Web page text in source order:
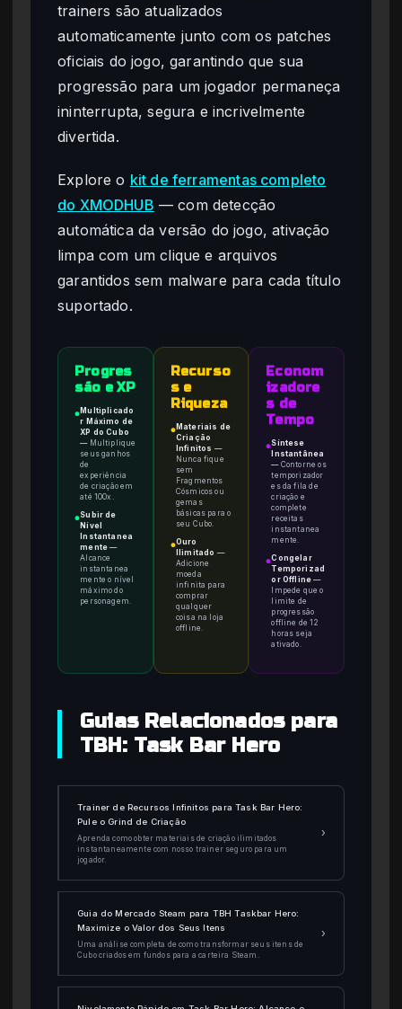
trainers são atualizados
automaticamente junto com os patches
oficiais do jogo, garantindo que sua
progressão para um jogador permaneça
ininterrupta, segura e incrivelmente
divertida.
Explore o kit de ferramentas completo
do XMODHUB — com detecção
automática da versão do jogo, ativação
limpa com um clique e arquivos
garantidos sem malware para cada título
suportado.
Progres
são e XP
● Multiplicado
r Máximo de
XP do Cubo
— Multiplique
seus ganhos
de
experiência
de criação em
até 100x.
●Subir de
Nível
Instantanea
mente —
Alcance
instantanea
mente o nível
máximo do
personagem.
Recurso
s e
Riqueza
● Materiais de
Criação
Infinitos —
Nunca fique
sem
Fragmentos
Cósmicos ou
gemas
básicas para o
seu Cubo.
●Ouro
Ilimitado —
Adicione
moeda
infinita para
comprar
qualquer
coisa na loja
offline.
Econom
izadore
s de
Tempo
●Síntese
Instantânea
— Contorne os
temporizador
es da fila de
criação e
complete
receitas
instantanea
mente.
●Congelar
Temporizad
or Offline —
Impede que o
limite de
progressão
offline de 12
horas seja
ativado.
Guias Relacionados para
TBH: Task Bar Hero
Trainer de Recursos Infinitos para Task Bar Hero:
Pule o Grind de Criação
Aprenda como obter materiais de criação ilimitados
instantaneamente com nosso trainer seguro para um
jogador.
›
Guia do Mercado Steam para TBH Taskbar Hero:
Maximize o Valor dos Seus Itens
Uma análise completa de como transformar seus itens de
Cubo criados em fundos para a carteira Steam.
›